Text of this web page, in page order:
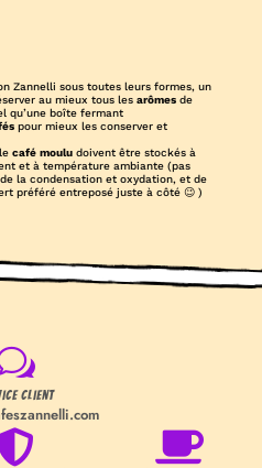
Zannelli sous toutes leurs formes, un
au mieux tous les arômes de
qu’une boîte fermant
pour mieux les conserver et
café moulu doivent être stockés à
et à température ambiante (pas
la condensation et oxydation, et de
préféré entreposé juste à côté 😉 )
Client
